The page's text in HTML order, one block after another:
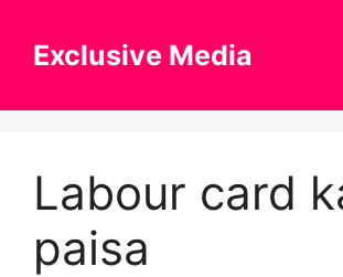
contentExclusive Media
Labour card
paisa